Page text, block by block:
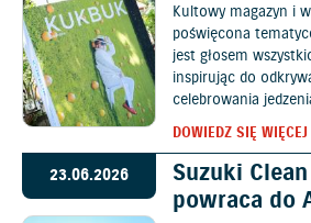
Kultowy magazyn i
poświęcona
jest głosem
inspirując do
celebrowania
DOWIEDZ SIĘ WIĘCEJ
23.06.2026
Suzuki
powraca do